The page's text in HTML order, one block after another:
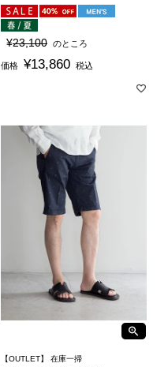
¥23,100 のところ
価格 ¥13,860 税込
【OUTLET】 在庫一掃